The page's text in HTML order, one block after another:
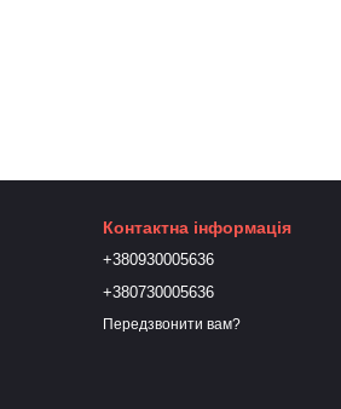
Контактна інформація
+380930005636
+380730005636
Передзвонити вам?